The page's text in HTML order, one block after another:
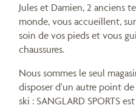
Jules et Damien, 2 anciens
monde, vous accueillent,
soin de vos pieds et vous
chaussures.
Nous sommes le seul
disposer d'un autre point
ski : SANGLARD SPORTS